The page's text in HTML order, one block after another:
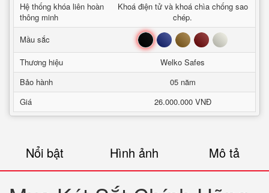
Hệ thống khóa liên hoàn
thông minh
Khoá điện tử và khoá chìa chống sao
chép.
Mầu sắc
Đen Xanh Nâu Đỏ Trắng
Thương hiệu
Welko Safes
Bảo hành
05 năm
Giá
26.000.000 VNĐ
Nổi bật Hình ảnh Mô tả